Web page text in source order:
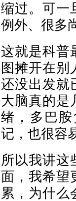
缩过。可一
例外、很多
这就是科普
图摊开在别
还没出发就
大脑真的是
绪，多巴
记，也很容
所以我讲这
面，我希望
累，为什么